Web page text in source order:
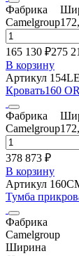
Фабрика
Camelgroup
165 130 ₽275
В корзину
Артикул
Кровать160
Фабрика
Camelgroup
378 873 ₽
В корзину
Артикул
Тумба
Фабрика
Camelgroup
Ширина